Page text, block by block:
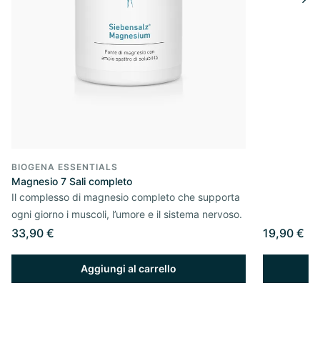
BIOGENA ESSENTIALS
Magnesio 7 Sali completo
Il complesso di magnesio completo che supporta
ogni giorno i muscoli, l’umore e il sistema nervoso.
33,90 €
Aggiungi al carrello
19,90 €